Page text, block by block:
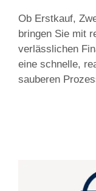
Ob Erstkauf,
bringen Sie mit
verlässlichen
eine schnelle,
sauberen